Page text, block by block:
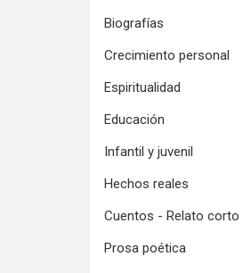
Biografías
Crecimiento personal
Espiritualidad
Educación
Infantil y juvenil
Hechos reales
Cuentos - Relato corto
Prosa poética